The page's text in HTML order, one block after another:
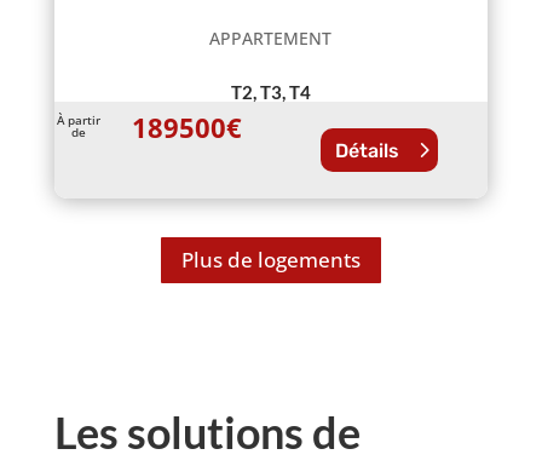
APPARTEMENT
T2, T3, T4
À partir
de 189500€
Détails
Plus de logements
Les solutions de